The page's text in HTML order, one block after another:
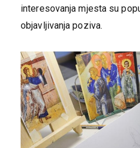
interesovanja mjesta su
objavljivanja poziva.